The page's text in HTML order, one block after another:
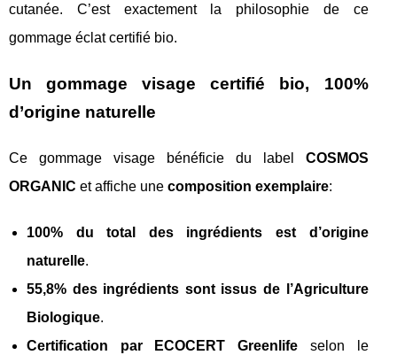
cutanée. C’est exactement la philosophie de ce
gommage éclat certifié bio.
Un gommage visage certifié bio, 100%
d’origine naturelle
Ce gommage visage bénéficie du label COSMOS
ORGANIC et affiche une composition exemplaire:
100% du total des ingrédients est d’origine
naturelle.
55,8% des ingrédients sont issus de l’Agriculture
Biologique.
Certification par ECOCERT Greenlife selon le